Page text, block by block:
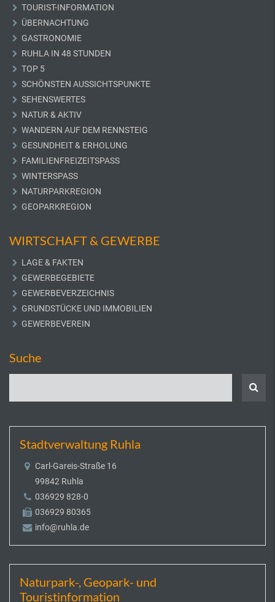
TOURIST-INFORMATION
ÜBERNACHTUNG
GASTRONOMIE
RUHLA IN 48 STUNDEN
TOP 5
SCHÖNSTEN AUSSICHTSPUNKTE
SEHENSWERTES
NATUR & AKTIV
WANDERN AUF DEM RENNSTEIG
GESUNDHEIT & ERHOLUNG
FAMILIENFREIZEITSPASS
WINTERSPASS
NATURPARKREGION
GEOPARKREGION
WIRTSCHAFT & GEWERBE
LAGE & FAKTEN
GEWERBEGEBIETE
GEWERBEVERZEICHNIS
GRUNDSTÜCKE UND IMMOBILIEN
GEWERBEVEREIN
Suche
Stadtverwaltung Ruhla
Carl-Gareis-Straße 16
99842 Ruhla
036929 828-0
036929 80365
info@ruhla.de
Naturpark-, Geopark- und
Touristinformation